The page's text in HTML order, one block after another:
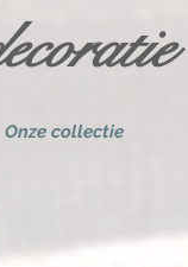
Onze collectie